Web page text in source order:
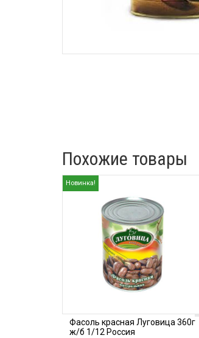
Похожие товары
Новинка!
Фасоль красная Луговица 360г
ж/б 1/12 Россия